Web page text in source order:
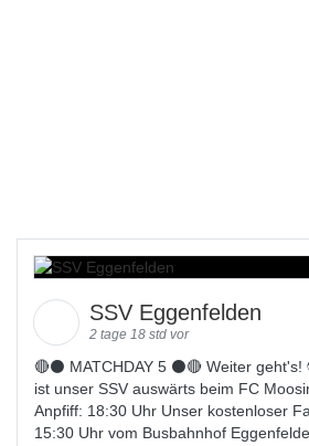
SSV Eggenfelden
2 tage 18 std vor
🔴⚫️ MATCHDAY 5 ⚫️🔴 Weiter geht's!
ist unser SSV auswärts beim FC
Anpfiff: 18:30 Uhr Unser kostenloser
15:30 Uhr vom Busbahnhof